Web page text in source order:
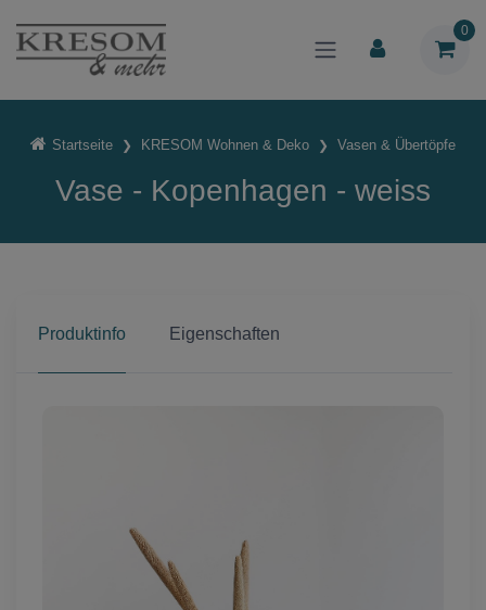
0
Startseite KRESOM Wohnen & Deko Vasen & Übertöpfe
Vase - Kopenhagen - weiss
Produktinfo Eigenschaften